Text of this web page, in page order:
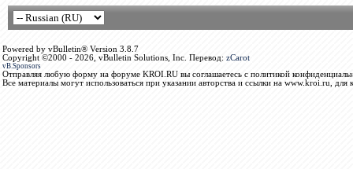
Powered by vBulletin® Version 3.8.7
Copyright ©2000 - 2026, vBulletin Solutions, Inc. Перевод: zCarot
vB.Sponsors
Отправляя любую форму на форуме KROI.RU вы соглашаетесь с политикой
Все материалы могут использоваться при указании авторства и ссылки на www.kroi.ru, для